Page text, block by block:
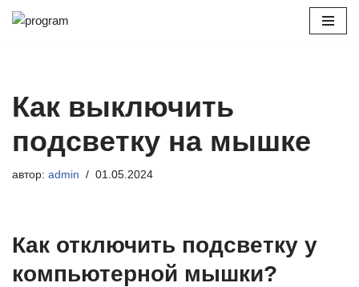
Как выключить
подсветку на мышке
автор: admin 01.05.2024
Как отключить подсветку у
компьютерной мышки?